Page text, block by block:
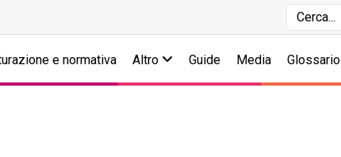
e normativa Altro Guide Media Glossario